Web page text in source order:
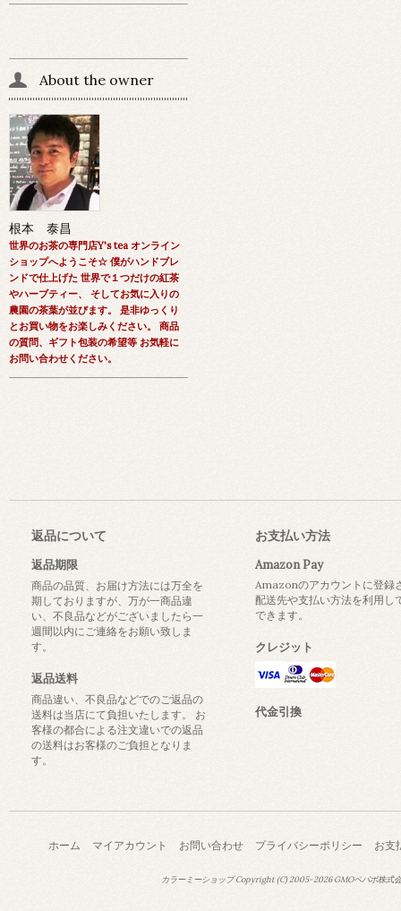
About the owner
根本 泰昌
世界のお茶の専門店Y's tea オンライン
ショップへようこそ☆ 僕がハンドブレ
ンドで仕上げた 世界で１つだけの紅茶
やハーブティー、 そしてお気に入りの
農園の茶葉が並びます。 是非ゆっくり
とお買い物をお楽しみください。 商品
の質問、ギフト包装の希望等 お気軽に
お問い合わせください。
返品について
返品期限
商品の品質、お届け方法には万全を
期しておりますが、万が一商品違
い、不良品などがございましたら一
週間以内にご連絡をお願い致しま
す。
返品送料
商品違い、不良品などでのご返品の
送料は当店にて負担いたします。 お
客様の都合による注文違いでの返品
の送料はお客様のご負担となりま
す。
お支払い方法
Amazon Pay
Amazonのアカウントに登録
配送先や支払い方法を利用し
できます。
クレジット
代金引換
ホーム マイアカウント お問い合わせ プライバシーポリシー お支
カラーミーショップCopyright (C) 2005-2026GMOペパボ株式